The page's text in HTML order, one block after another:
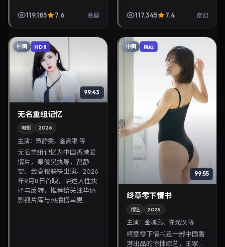
镁等参与演出。2024年8月
119,185 7.6 悬疑
角。2019年9月17日与观众
117,345 7.4 奇幻
中国 HDR
99:43
无名重组记忆
电影 2026
主演： 贾静雯、金高银 等
无名重组记忆为中国香港爱
情片，奉俊昊执导，贾静
雯、金高银联袂出演。2026
年9月8日首映，讲述人性抉
择与反转，推荐给关注华语
影视片库与热播榜单更...
中国 院线
99:55
终章零下情书
综艺 2025
主演：金城武、许光汉 等
终章零下情书是一部中国香
港出品的惊悚综艺，王家卫